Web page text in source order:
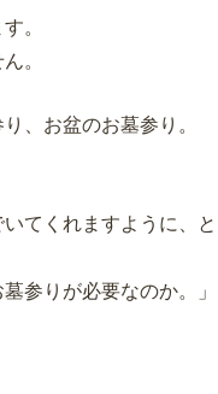
。
。
、お盆のお墓参り。
てくれますように、と
参りが必要なのか。」